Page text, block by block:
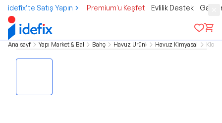
idefix’te Satış Yapın Premium'u Keşfet Evlilik Destek
Ana sayfa Yapı Market & Bahçe Bahçe Havuz Ürünleri Havuz Kimyasalları Klor